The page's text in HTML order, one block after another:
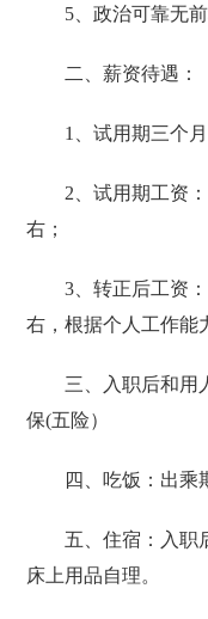
5、政治可靠无
二、薪资待遇：
1、试用期三个月
2、试用期工资
右；
3、转正后工资
右，根据个人工作能
三、入职后和用
保(五险）
四、吃饭：出乘
五、住宿：入职
床上用品自理。